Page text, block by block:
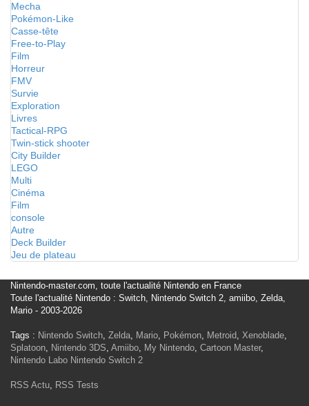
Mecha
Pokémon-Like
Casse-tête
Free-to-Play
Film
Horreur
FMV
Survie
Exploration
Livres
Tactical-RPG
Twin-stick shooter
City Builder
LEGO
Multi
Cinéma
Film
console
Autre
Deck Builder
Jeu de plateau
Nintendo-master.com, toute l'actualité Nintendo en France
Toute l'actualité Nintendo : Switch, Nintendo Switch 2, amiibo, Zelda,
Mario - 2003-2026
Tags : Nintendo Switch, Zelda, Mario, Pokémon, Metroid, Xenoblade,
Splatoon, Nintendo 3DS, Amiibo, My Nintendo, Cartoon Master,
Nintendo Labo Nintendo Switch 2
RSS Actu, RSS Tests